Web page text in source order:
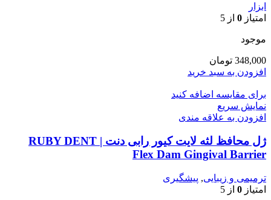
ابزار
امتیاز 0 از 5
موجود
348,000 تومان
افزودن به سبد خرید
برای مقایسه اضافه کنید
نمایش سریع
افزودن به علاقه مندی
ژل محافظ لثه لایت کیور رابی دنت | RUBY DENT
Flex Dam Gingival Barrier
ترمیمی و زیبایی, پیشگیری
امتیاز 0 از 5